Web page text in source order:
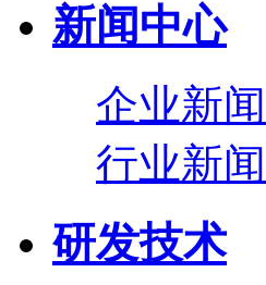
新闻中心
企业新闻
行业新闻
研发技术